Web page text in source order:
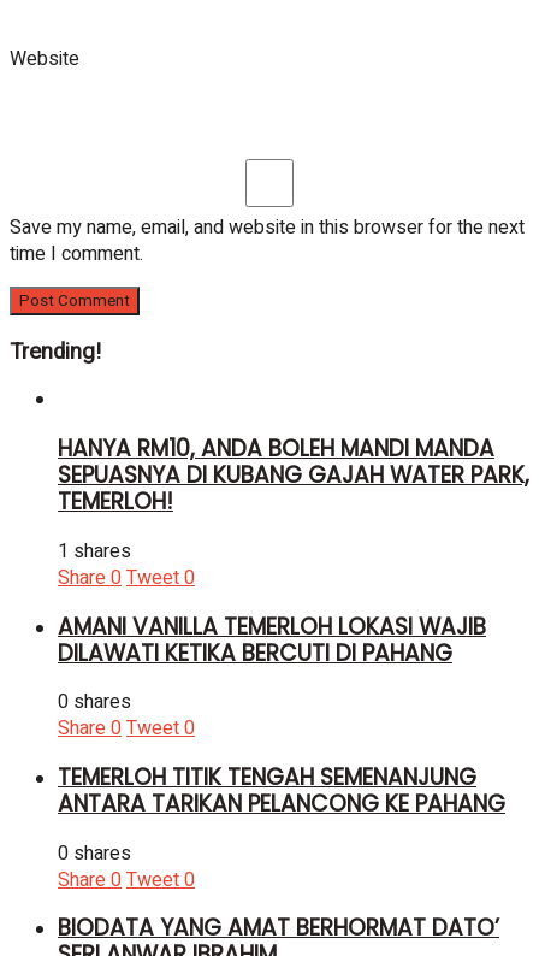
Website
Save my name, email, and website in this browser for the next
time I comment.
Trending!
HANYA RM10, ANDA BOLEH MANDI MANDA
SEPUASNYA DI KUBANG GAJAH WATER PARK,
TEMERLOH!
1 shares
Share0Tweet0
AMANI VANILLA TEMERLOH LOKASI WAJIB
DILAWATI KETIKA BERCUTI DI PAHANG
0 shares
Share0Tweet0
TEMERLOH TITIK TENGAH SEMENANJUNG
ANTARA TARIKAN PELANCONG KE PAHANG
0 shares
Share0Tweet0
BIODATA YANG AMAT BERHORMAT DATO’